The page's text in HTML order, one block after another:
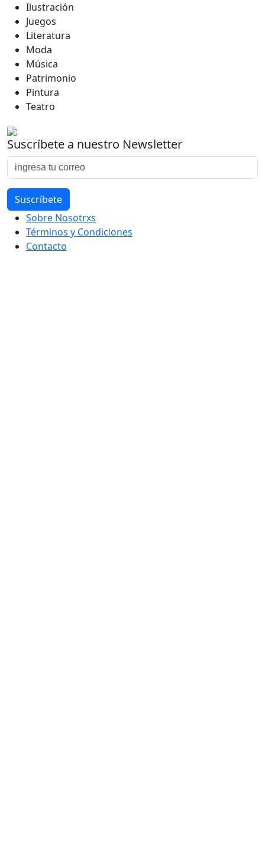
Ilustración
Juegos
Literatura
Moda
Música
Patrimonio
Pintura
Teatro
Suscríbete a nuestro Newsletter
Sobre Nosotrxs
Términos y Condiciones
Contacto